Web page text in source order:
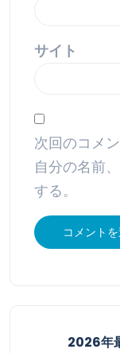
サイト
次回のコメ
自分の名前
する。
2026年